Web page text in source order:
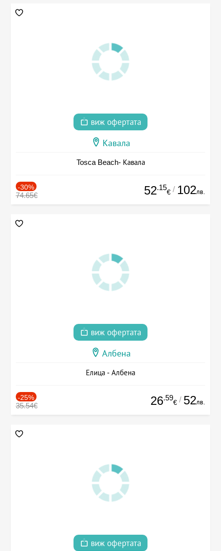
виж офертата
Кавала
Tosca Beach- Кавала
-30%
74.65€ 52.15
€ / 102лв.
виж офертата
Албена
Елица - Албена
-25%
35.54€ 26.59
€ / 52лв.
виж офертата